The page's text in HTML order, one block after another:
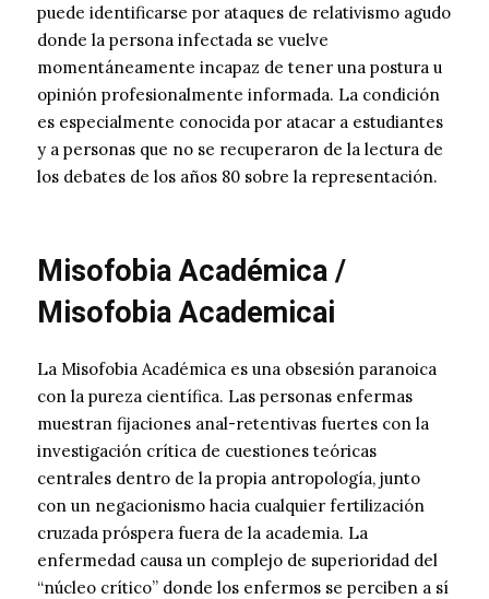
puede identificarse por ataques de relativismo agudo
donde la persona infectada se vuelve
momentáneamente incapaz de tener una postura u
opinión profesionalmente informada. La condición
es especialmente conocida por atacar a estudiantes
y a personas que no se recuperaron de la lectura de
los debates de los años 80 sobre la representación.
Misofobia Académica /
Misofobia Academicai
La Misofobia Académica es una obsesión paranoica
con la pureza científica. Las personas enfermas
muestran fijaciones anal-retentivas fuertes con la
investigación crítica de cuestiones teóricas
centrales dentro de la propia antropología, junto
con un negacionismo hacia cualquier fertilización
cruzada próspera fuera de la academia. La
enfermedad causa un complejo de superioridad del
“núcleo crítico” donde los enfermos se perciben a sí